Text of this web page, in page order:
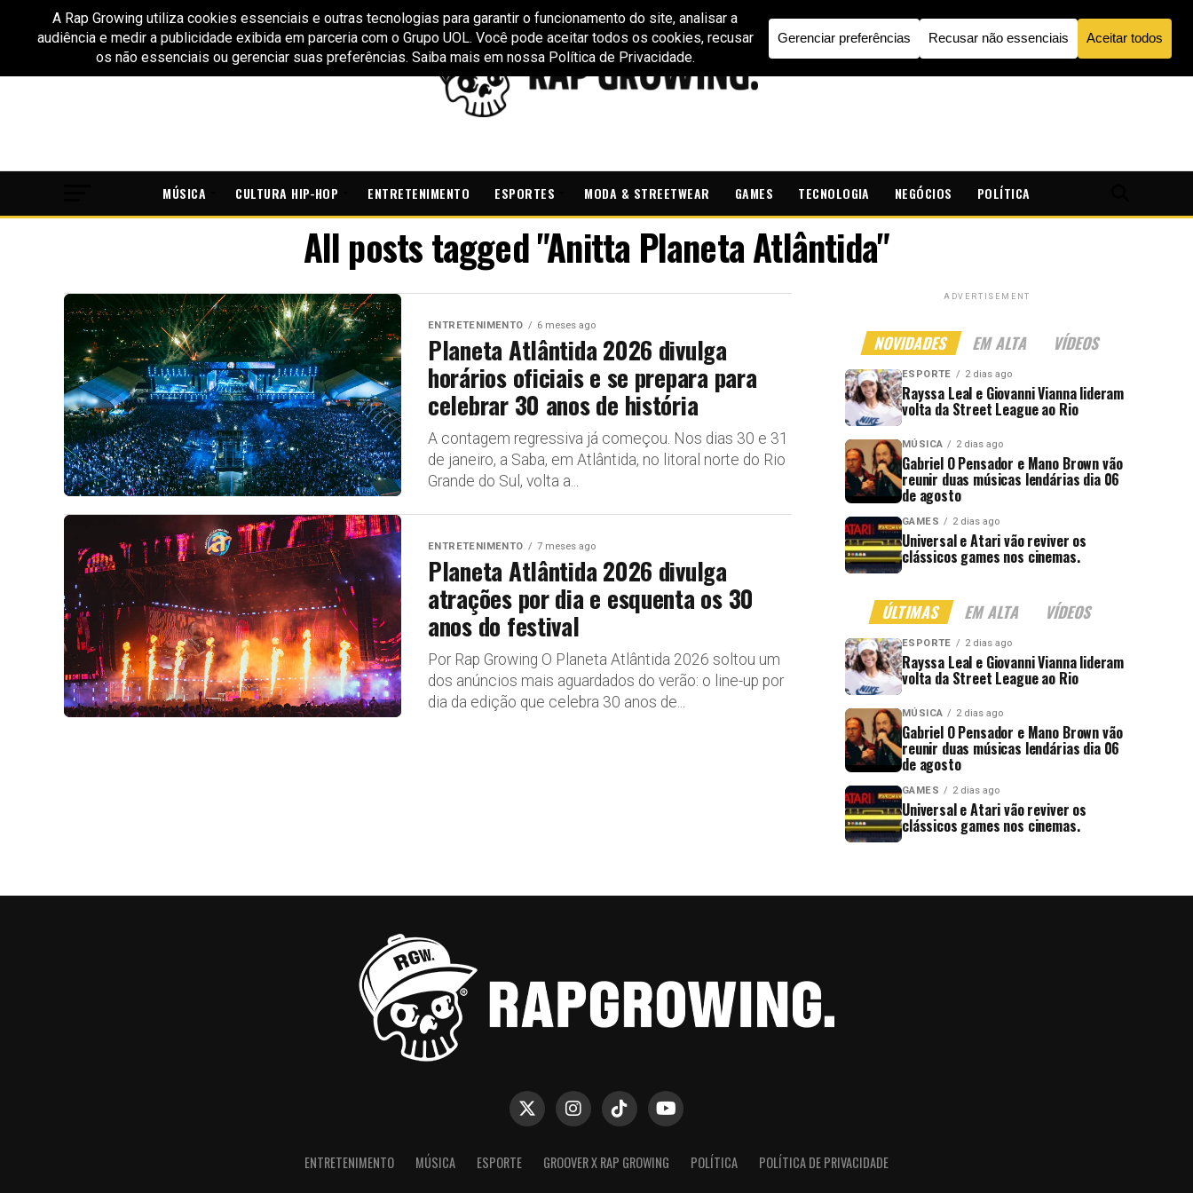
MÚSICA CULTURA HIP-HOP ENTRETENIMENTO ESPORTES MODA & STREETWEAR GAMES TECNOLOGIA NEGÓCIOS POLÍTICA
All posts tagged "Anitta Planeta Atlântida"
ENTRETENIMENTO 6 meses ago
Planeta Atlântida 2026 divulga
horários oficiais e se prepara para
celebrar 30 anos de história
A contagem regressiva já começou. Nos dias 30 e 31
de janeiro, a Saba, em Atlântida, no litoral norte do Rio
Grande do Sul, volta a...
ENTRETENIMENTO 7 meses ago
Planeta Atlântida 2026 divulga
atrações por dia e esquenta os 30
anos do festival
Por Rap Growing O Planeta Atlântida 2026 soltou um
dos anúncios mais aguardados do verão: o line-up por
dia da edição que celebra 30 anos de...
ADVERTISEMENT
NOVIDADES EM ALTA VÍDEOS
ESPORTE 2 dias ago
Rayssa Leal e Giovanni Vianna lideram
volta da Street League ao Rio
MÚSICA 2 dias ago
Gabriel O Pensador e Mano Brown vão
reunir duas músicas lendárias dia 06
de agosto
GAMES 2 dias ago
Universal e Atari vão reviver os
clássicos games nos cinemas.
ÚLTIMAS EM ALTA VÍDEOS
ESPORTE 2 dias ago
Rayssa Leal e Giovanni Vianna lideram
volta da Street League ao Rio
MÚSICA 2 dias ago
Gabriel O Pensador e Mano Brown vão
reunir duas músicas lendárias dia 06
de agosto
GAMES 2 dias ago
Universal e Atari vão reviver os
clássicos games nos cinemas.
ENTRETENIMENTO MÚSICA ESPORTE GROOVER X RAP GROWING POLÍTICA POLÍTICA DE PRIVACIDADE